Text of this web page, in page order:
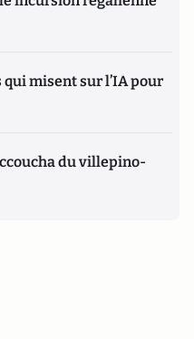
misent sur l’IA pour
du villepino-